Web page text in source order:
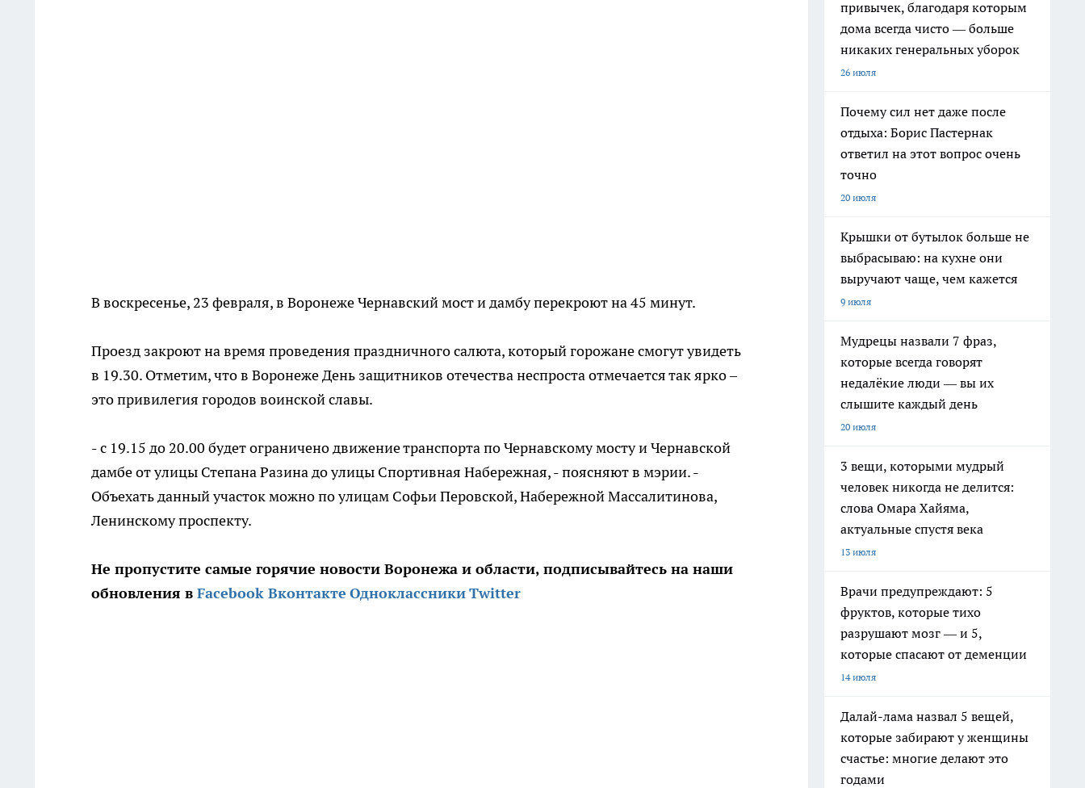
В воскресенье, 23 февраля, в Воронеже Чернавский мост и дамбу перекроют на 45 минут.
Проезд закроют на время проведения праздничного салюта, который горожане смогут увидеть
в 19.30. Отметим, что в Воронеже День защитников отечества неспроста отмечается так ярко –
это привилегия городов воинской славы.
- c 19.15 до 20.00 будет ограничено движение транспорта по Чернавскому мосту и Чернавской
дамбе от улицы Степана Разина до улицы Спортивная Набережная, - поясняют в мэрии. -
Объехать данный участок можно по улицам Софьи Перовской, Набережной Массалитинова,
Ленинскому проспекту.
Не пропустите самые горячие новости Воронежа и области, подписывайтесь на наши
обновления в Facebook Вконтакте ОдноклассникиTwitter
привычек, благодаря которым
дома всегда чисто — больше
никаких генеральных уборок
26 июля
Почему сил нет даже после
отдыха: Борис Пастернак
ответил на этот вопрос очень
точно
20 июля
Крышки от бутылок больше не
выбрасываю: на кухне они
выручают чаще, чем кажется
9 июля
Мудрецы назвали 7 фраз,
которые всегда говорят
недалёкие люди — вы их
слышите каждый день
20 июля
3 вещи, которыми мудрый
человек никогда не делится:
слова Омара Хайяма,
актуальные спустя века
13 июля
Врачи предупреждают: 5
фруктов, которые тихо
разрушают мозг — и 5,
которые спасают от деменции
14 июля
Далай-лама назвал 5 вещей,
которые забирают у женщины
счастье: многие делают это
годами